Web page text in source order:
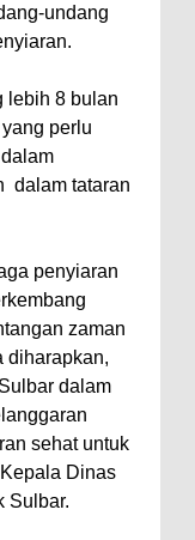
undang
lebih 8 bulan
perlu
dalam tataran
penyiaran
zaman
diharapkan,
dalam
sehat untuk
Dinas
Sulbar.